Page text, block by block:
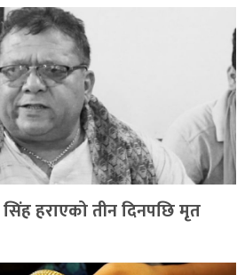
हराएको तीन दिनपछि मृत